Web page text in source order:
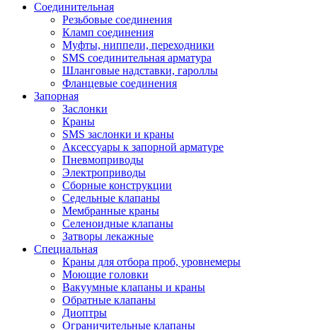
Соединительная
Резьбовые соединения
Кламп соединения
Муфты, ниппели, переходники
SMS соединительная арматура
Шланговые надставки, гароллы
Фланцевые соединения
Запорная
Заслонки
Краны
SMS заслонки и краны
Аксессуары к запорной арматуре
Пневмоприводы
Электроприводы
Сборные конструкции
Седельные клапаны
Мембранные краны
Селеноидные клапаны
Затворы лекажные
Специальная
Краны для отбора проб, уровнемеры
Моющие головки
Вакуумные клапаны и краны
Обратные клапаны
Диоптры
Ограничительные клапаны